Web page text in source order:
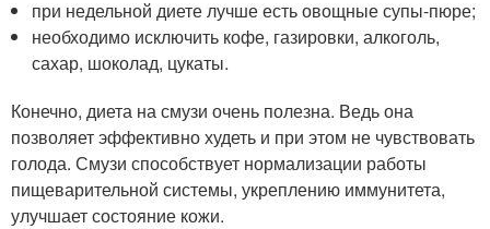
при недельной диете лучше есть овощные супы-пюре;
необходимо исключить кофе, газировки, алкоголь,
сахар, шоколад, цукаты.
Конечно, диета на смузи очень полезна. Ведь она
позволяет эффективно худеть и при этом не чувствовать
голода. Смузи способствует нормализации работы
пищеварительной системы, укреплению иммунитета,
улучшает состояние кожи.